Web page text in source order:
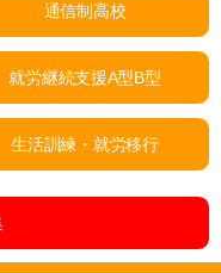
通信制高校
就労継続支援A型B型
生活訓練・就労移行